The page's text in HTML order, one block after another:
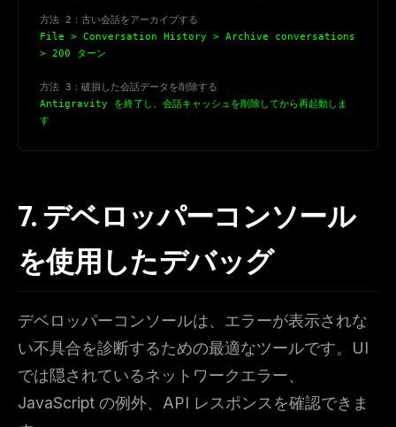
方法 2：古い会話をアーカイブする
File > Conversation History > Archive conversations
> 200 ターン
方法 3：破損した会話データを削除する
Antigravity を終了し、会話キャッシュを削除してから再起動しま
す
7. デベロッパーコンソール
を使用したデバッグ
デベロッパーコンソールは、エラーが表示されな
い不具合を診断するための最適なツールです。UI
では隠されているネットワークエラー、
JavaScript の例外、API レスポンスを確認できま
No spam. Unsubscribe in one click.